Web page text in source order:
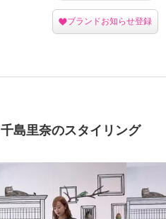
ブランドお知らせ登録
千島里奈のスタイリング